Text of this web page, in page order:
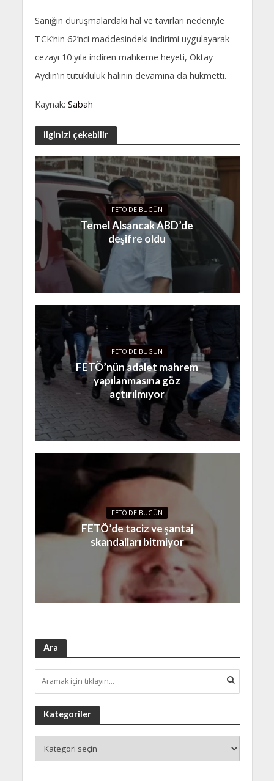
Sanığın duruşmalardaki hal ve tavırları nedeniyle
TCK’nin 62’nci maddesindeki indirimi uygulayarak
cezayı 10 yıla indiren mahkeme heyeti, Oktay
Aydın’ın tutukluluk halinin devamına da hükmetti.
Kaynak: Sabah
ilginizi çekebilir
FETÖ'DE BUGÜN
Temel Alsancak ABD’de
deşifre oldu
FETÖ'DE BUGÜN
FETÖ’nün adalet mahrem
yapılanmasına göz
açtırılmıyor
FETÖ'DE BUGÜN
FETÖ’de taciz ve şantaj
skandalları bitmiyor
Ara
Kategoriler